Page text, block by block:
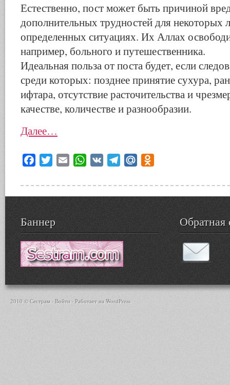
Естественно, пост может быть причиной
дополнительных трудностей для некоторых
определенных ситуациях. Их Аллах
например, больного и путешественника.
Идеальная польза от поста будет, если
среди которых: позднее принятие сухура,
ифтара, отсутствие расточительства и
качестве, количестве и разнообразии.
Далее…
Facebook
Twitter Email WhatsApp
VK TelegramMail.Ru
Баннер Обратная
2010 © Сестрам · Войти · Работает на WordPress